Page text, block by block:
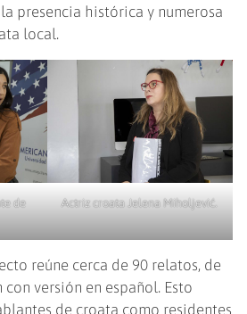
presencia histórica y numerosa
local.
de
Actriz croata Jelena Miholjević.
reúne cerca de 90 relatos, de
con versión en español. Esto
de croata como residentes